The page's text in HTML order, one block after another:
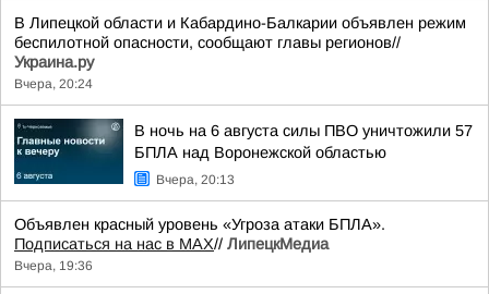
В Липецкой области и Кабардино-Балкарии объявлен режим
беспилотной опасности, сообщают главы регионов//
Украина.ру
Вчера, 20:24
В ночь на 6 августа силы ПВО уничтожили 57
БПЛА над Воронежской областью
Вчера, 20:13
Объявлен красный уровень «Угроза атаки БПЛА».
Подписаться на нас в МАХ// ЛипецкМедиа
Вчера, 19:36